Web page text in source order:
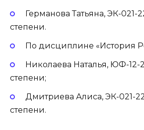
Германова Татьяна, ЭК-021-
степени.
По дисциплине «История
Николаева Наталья, ЮФ-12-
степени;
Дмитриева Алиса, ЭК-021-
степени.